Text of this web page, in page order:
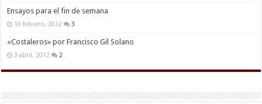
Ensayos para el fin de semana
10 febrero, 2012 3
«Costaleros» por Francisco Gil Solano
3 abril, 2012 2